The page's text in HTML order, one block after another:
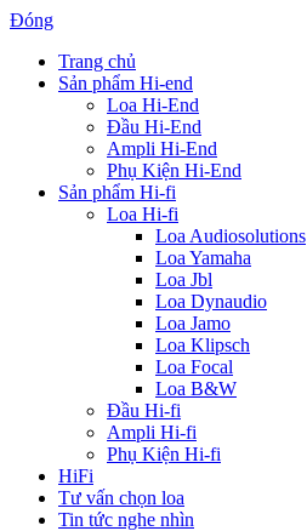
Đóng
Trang chủ
Sản phẩm Hi-end
Loa Hi-End
Đầu Hi-End
Ampli Hi-End
Phụ Kiện Hi-End
Sản phẩm Hi-fi
Loa Hi-fi
Loa Audiosolutions
Loa Yamaha
Loa Jbl
Loa Dynaudio
Loa Jamo
Loa Klipsch
Loa Focal
Loa B&W
Đầu Hi-fi
Ampli Hi-fi
Phụ Kiện Hi-fi
HiFi
Tư vấn chọn loa
Tin tức nghe nhìn